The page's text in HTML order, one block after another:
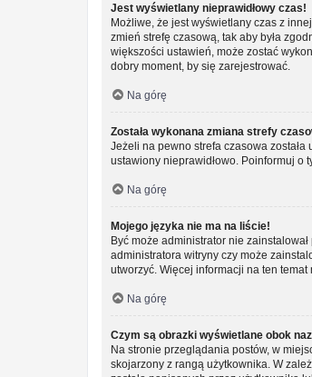
Jest wyświetlany nieprawidłowy czas!
Możliwe, że jest wyświetlany czas z
zmień strefę czasową, tak aby była
większości ustawień, może zostać
dobry moment, by się zarejestrować.
Na górę
Została wykonana zmiana strefy
Jeżeli na pewno strefa czasowa
ustawiony nieprawidłowo. Poinformuj o
Na górę
Mojego języka nie ma na liście!
Być może administrator nie
administratora witryny czy może
utworzyć. Więcej informacji na ten
Na górę
Czym są obrazki wyświetlane obok
Na stronie przeglądania postów, w
skojarzony z rangą użytkownika. W